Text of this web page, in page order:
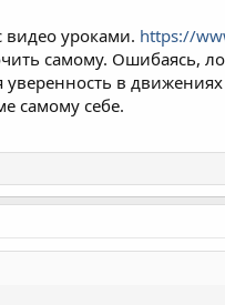
видео уроками. https://
самому. Ошибаясь,
уверенность в
самому себе.